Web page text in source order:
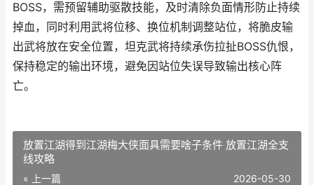
BOSS，需预留辅助驱散技能，及时清除负面情形防止持续
掉血，同时利用武将位移、换位机制调整站位，将脆皮输
出武将放在安全位置，坦克武将持续承伤拉扯BOSS仇恨，
保持稳定的输出环境，避免因站位失误导致输出核心阵
亡。
放置江湖得到江湖梅大侠面具需要啥子条件 放置江湖全支
线攻略
« 上一篇 2026-05-30